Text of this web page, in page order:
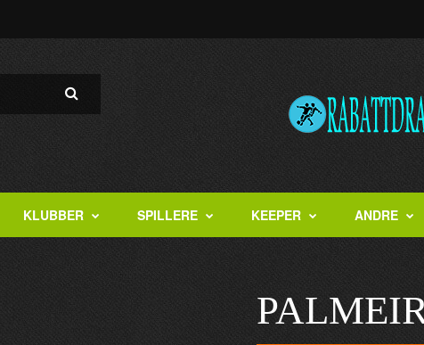
KLUBBER SPILLERE KEEPER ANDRE